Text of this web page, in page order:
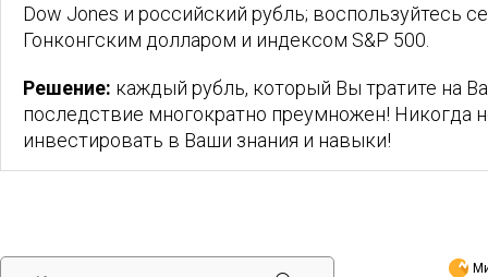
Dow Jones и российский рубль; воспользуйтесь
Гонконгским долларом и индексом S&P 500.
Решение: каждый рубль, который Вы тратите на
последствие многократно преумножен! Никогда
инвестировать в Ваши знания и навыки!